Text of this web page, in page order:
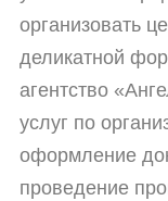
организовать
деликатной
агентство
услуг по
оформление
проведение